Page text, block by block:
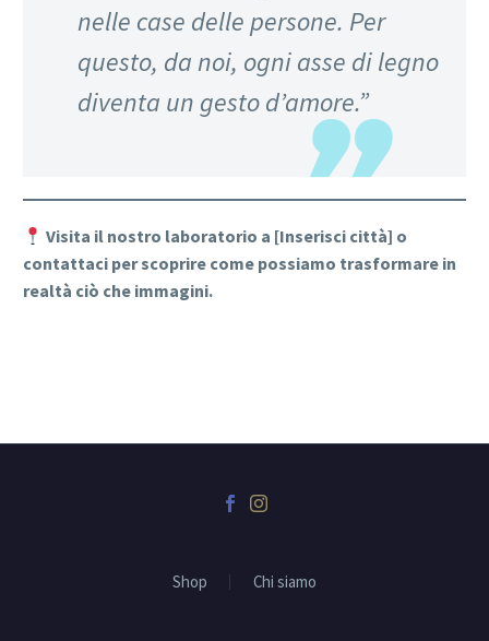
nelle case delle persone. Per
questo, da noi, ogni asse di legno
diventa un gesto d’amore.”
Visita il nostro laboratorio a [Inserisci città] o
contattaci per scoprire come possiamo trasformare in
realtà ciò che immagini.
Shop Chi siamo